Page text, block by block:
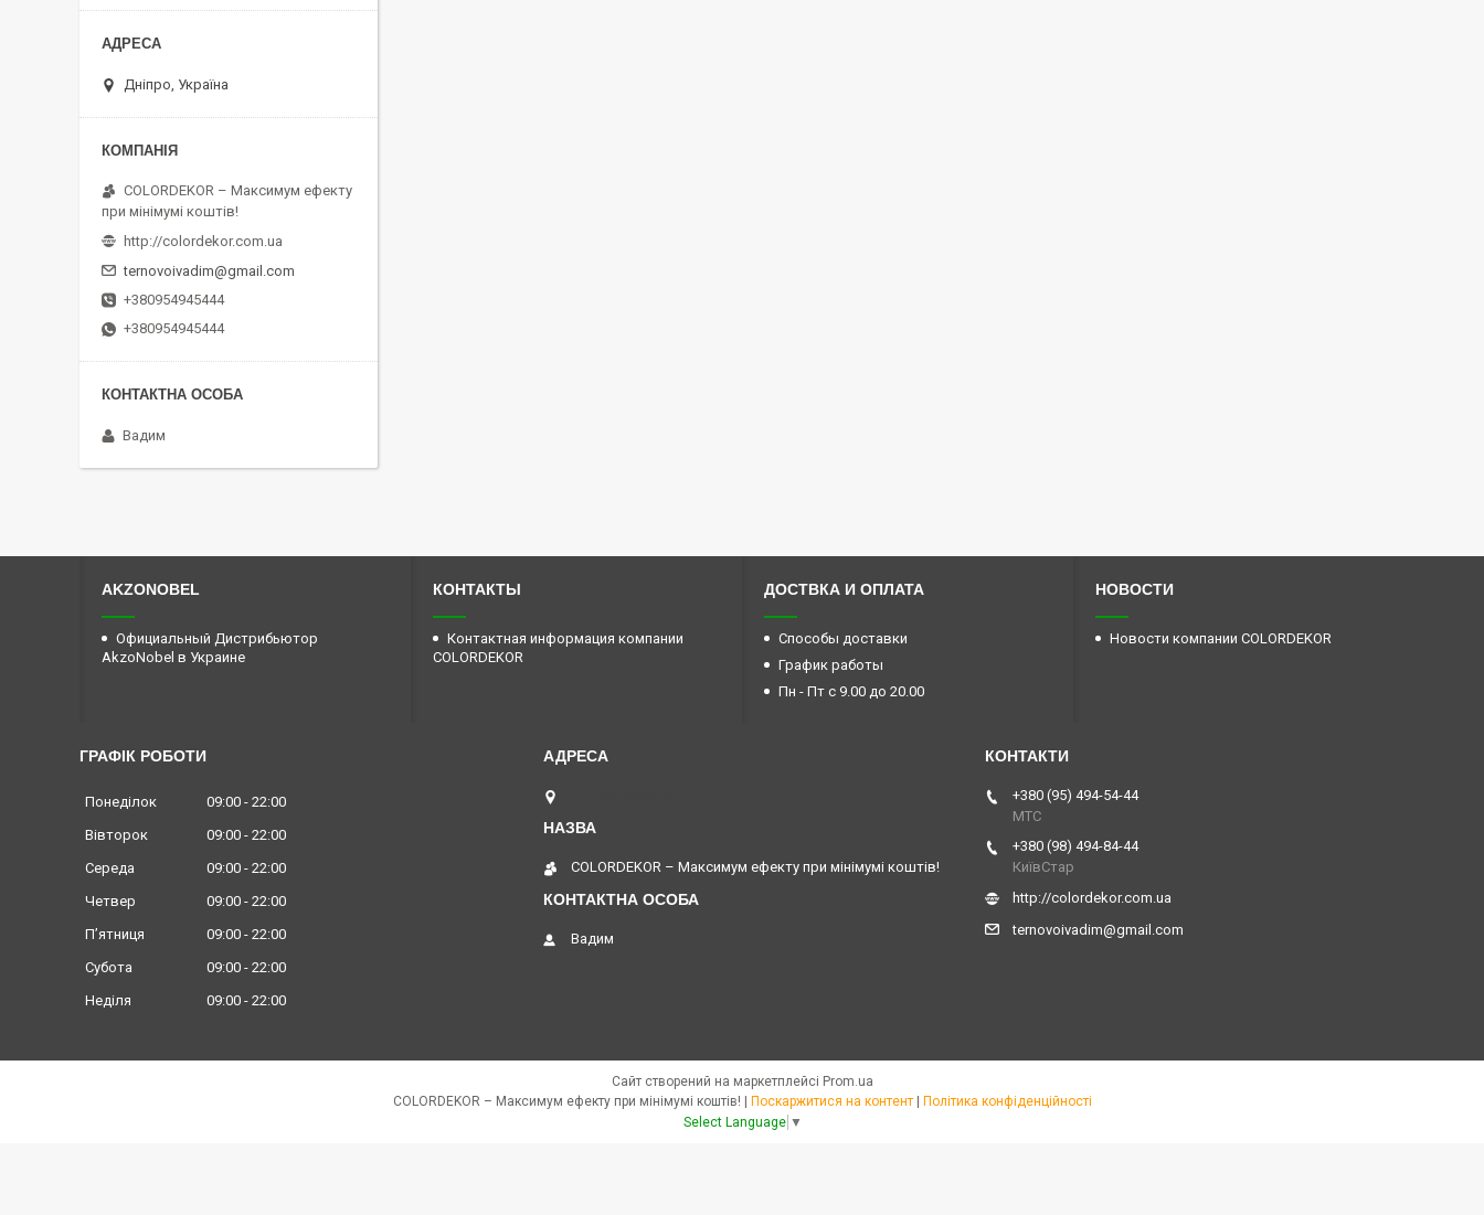
Дніпро, Україна
COLORDEKOR – Максимум ефекту
при мінімумі коштів!
http://colordekor.com.ua
ternovoivadim@gmail.com
+380954945444
+380954945444
Вадим
AKZONOBEL
Официальный Дистрибьютор
AkzoNobel в Украине
КОНТАКТЫ
Контактная информация компании
COLORDEKOR
ДОСТВКА И ОПЛАТА
Способы доставки
График работы
Пн - Пт с 9.00 до 20.00
НОВОСТИ
Новости компании COLORDEKOR
ГРАФІК РОБОТИ
Понеділок 09:00
22:00
Вівторок
09:00
22:00
Середа
09:00
22:00
Четвер
09:00
22:00
Пʼятниця
09:00
22:00
Субота
09:00
22:00
Неділя
09:00 22:00
COLORDEKOR – Максимум ефекту при мінімумі коштів!
Вадим
+380 (95) 494-54-44
МТС
+380 (98) 494-84-44
КиївСтар
http://colordekor.com.ua
ternovoivadim@gmail.com
Сайт створений на маркетплейсі Prom.ua
Поскаржитися на контент
Політика конфіденційності
Select Language ▼